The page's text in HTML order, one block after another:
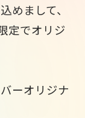
めまして、
定でオリジ
ーオリジナ